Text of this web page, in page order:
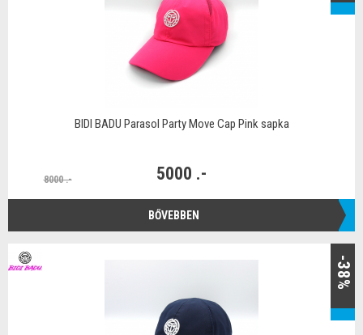
BIDI BADU Parasol Party Move Cap Pink sapka
8000 .- 5000 .-
BŐVEBBEN
-38%